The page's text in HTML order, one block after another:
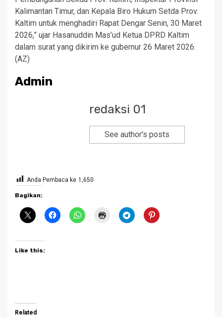
Kalimantan Timur, dan Kepala Biro Hukum Setda Prov.
Kaltim untuk menghadiri Rapat Dengar Senin, 30 Maret
2026,” ujar Hasanuddin Mas’ud Ketua DPRD Kaltim
dalam surat yang dikirim ke gubernur 26 Maret 2026.
(AZ)
Admin
redaksi 01
See author's posts
Anda Pembaca ke 1,650
Bagikan:
Like this:
Related